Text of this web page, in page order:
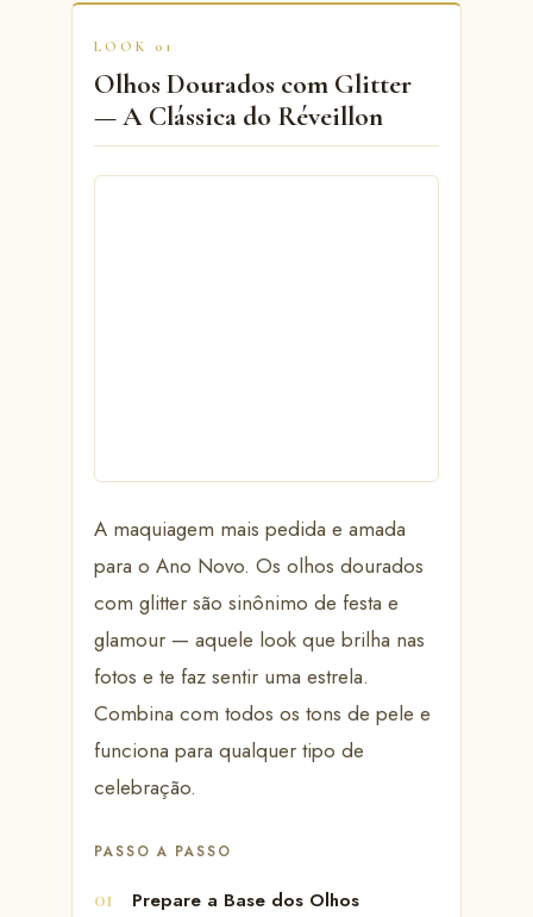
LOOK 01
Olhos Dourados com Glitter
— A Clássica do Réveillon
A maquiagem mais pedida e amada
para o Ano Novo. Os olhos dourados
com glitter são sinônimo de festa e
glamour — aquele look que brilha nas
fotos e te faz sentir uma estrela.
Combina com todos os tons de pele e
funciona para qualquer tipo de
celebração.
PASSO A PASSO
Prepare a Base dos Olhos